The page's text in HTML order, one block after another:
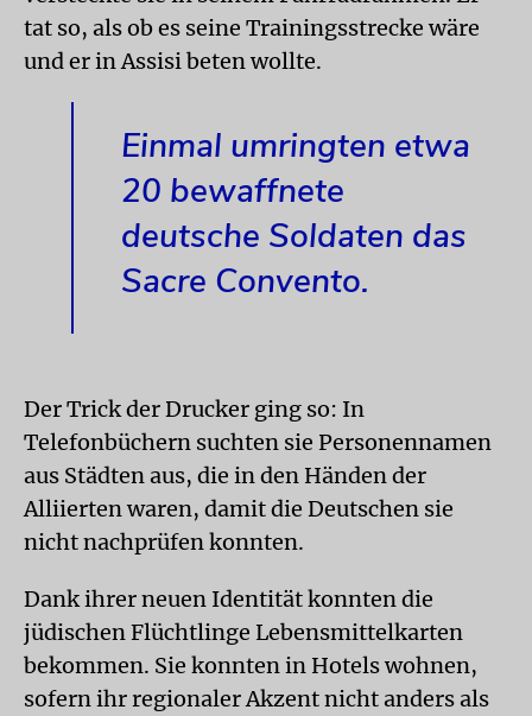
tat so, als ob es seine Trainingsstrecke wäre
und er in Assisi beten wollte.
Einmal umringten etwa
20 bewaffnete
deutsche Soldaten das
Sacre Convento.
Der Trick der Drucker ging so: In
Telefonbüchern suchten sie Personennamen
aus Städten aus, die in den Händen der
Alliierten waren, damit die Deutschen sie
nicht nachprüfen konnten.
Dank ihrer neuen Identität konnten die
jüdischen Flüchtlinge Lebensmittelkarten
bekommen. Sie konnten in Hotels wohnen,
sofern ihr regionaler Akzent nicht anders als